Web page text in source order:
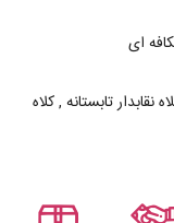
ای
نقابدار تابستانه , کلاه